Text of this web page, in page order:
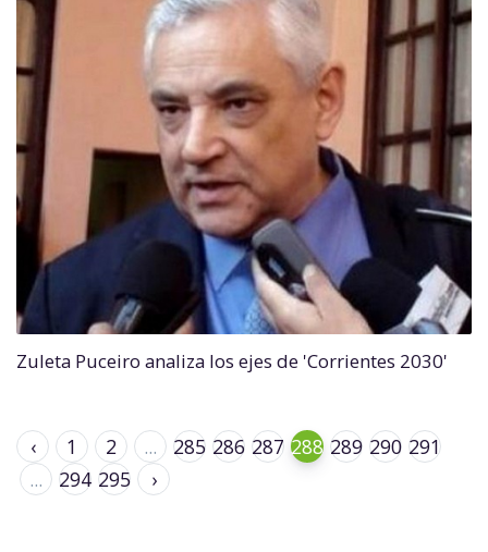
Zuleta Puceiro analiza los ejes de 'Corrientes 2030'
‹ 1 2 ... 285 286 287 288 289 290 291
...
294 295 ›